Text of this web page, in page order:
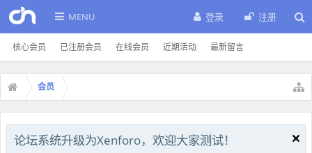
MENU
核心会员 已注册会员 在线会员 近期活动 最新留言
登录 注册
会员
论坛系统升级为Xenforo，欢迎大家测试！